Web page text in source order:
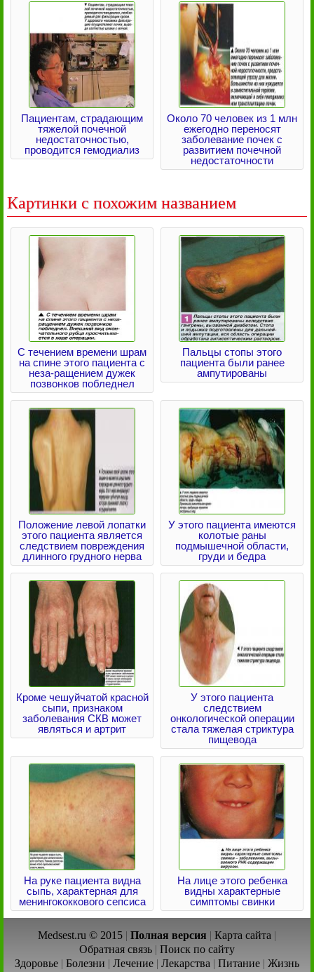
Пациентам, страдающим
тяжелой почечной
недостаточностью,
проводится гемодиализ
Около 70 человек из 1 млн
ежегодно переносят
заболевание почек с
развитием почечной
недостаточности
Картинки с похожим названием
С течением времени шрам
на спине этого пациента с
неза-ращением дужек
позвонков побледнел
Пальцы стопы этого
пациента были ранее
ампутированы
Положение левой лопатки
этого пациента является
следствием повреждения
длинного грудного нерва
У этого пациента имеются
колотые раны
подмышечной области,
груди и бедра
Кроме чешуйчатой красной
сыпи, признаком
заболевания СКВ может
являться и артрит
У этого пациента
следствием
онкологической операции
стала тяжелая стриктура
пищевода
На руке пациента видна
сыпь, характерная для
менингококкового сепсиса
На лице этого ребенка
видны характерные
симптомы свинки
Medsest.ru © 2015 | Полная версия | Карта сайта |
Обратная связь | Поиск по сайту
Здоровье | Болезни | Лечение | Лекарства | Питание | Жизнь